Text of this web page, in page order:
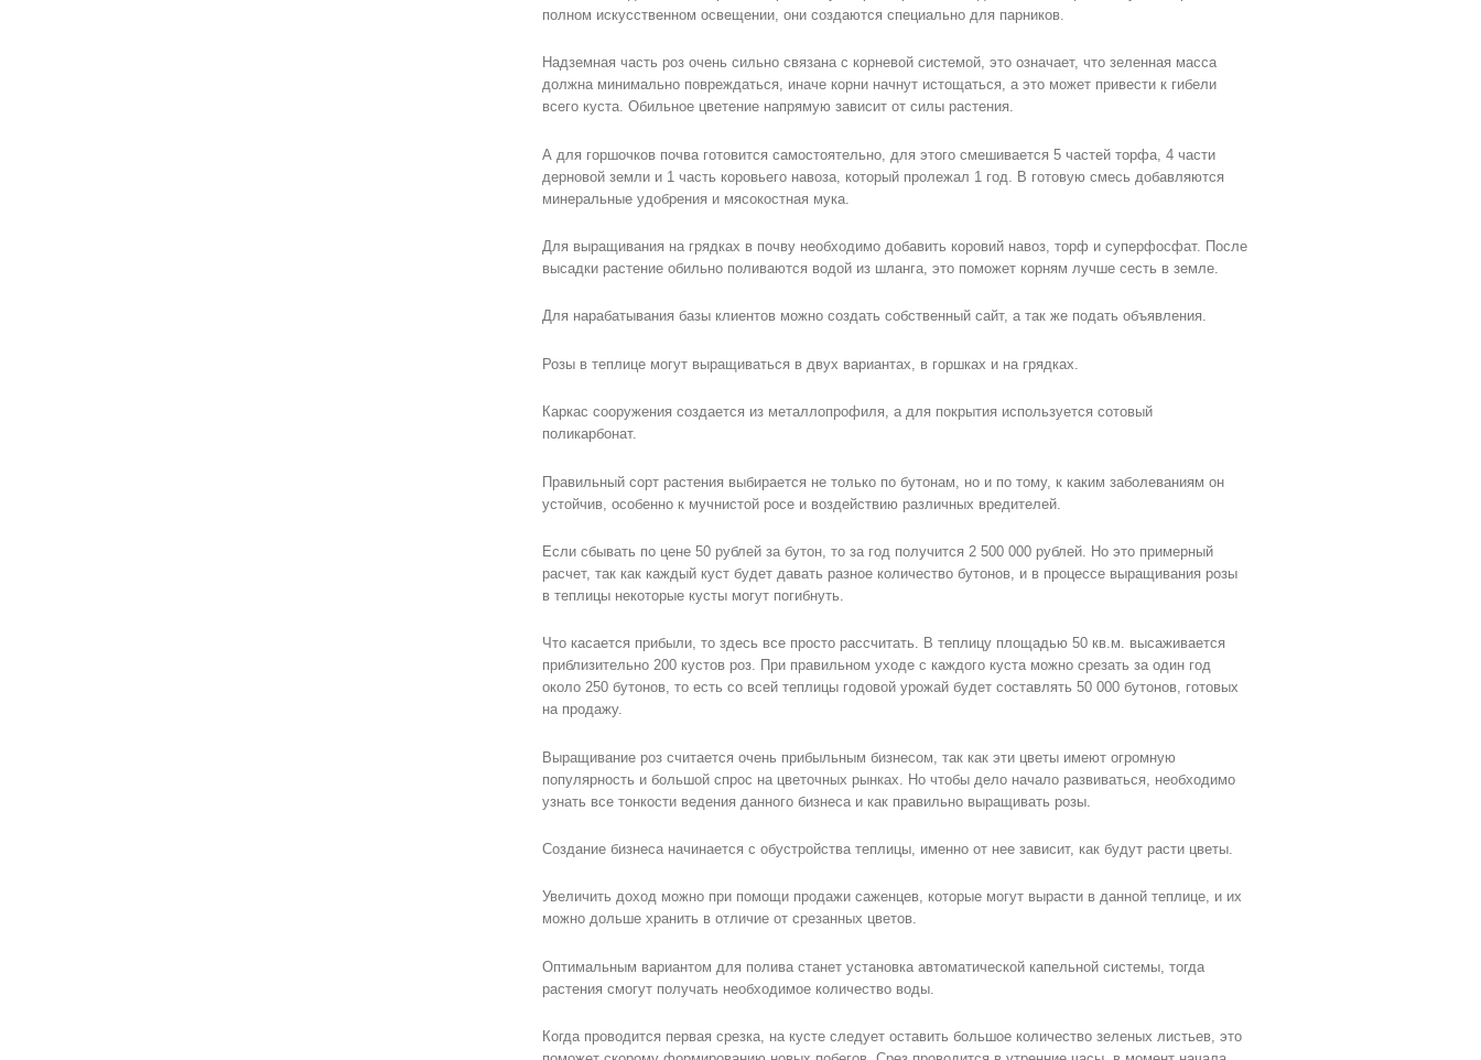
полном искусственном освещении, они создаются специально для парников.
Надземная часть роз очень сильно связана с корневой системой, это означает, что зеленная масса
должна минимально повреждаться, иначе корни начнут истощаться, а это может привести к гибели
всего куста. Обильное цветение напрямую зависит от силы растения.
А для горшочков почва готовится самостоятельно, для этого смешивается 5 частей торфа, 4 части
дерновой земли и 1 часть коровьего навоза, который пролежал 1 год. В готовую смесь добавляются
минеральные удобрения и мясокостная мука.
Для выращивания на грядках в почву необходимо добавить коровий навоз, торф и суперфосфат. После
высадки растение обильно поливаются водой из шланга, это поможет корням лучше сесть в земле.
Для нарабатывания базы клиентов можно создать собственный сайт, а так же подать объявления.
Розы в теплице могут выращиваться в двух вариантах, в горшках и на грядках.
Каркас сооружения создается из металлопрофиля, а для покрытия используется сотовый
поликарбонат.
Правильный сорт растения выбирается не только по бутонам, но и по тому, к каким заболеваниям он
устойчив, особенно к мучнистой росе и воздействию различных вредителей.
Если сбывать по цене 50 рублей за бутон, то за год получится 2 500 000 рублей. Но это примерный
расчет, так как каждый куст будет давать разное количество бутонов, и в процессе выращивания розы
в теплицы некоторые кусты могут погибнуть.
Что касается прибыли, то здесь все просто рассчитать. В теплицу площадью 50 кв.м. высаживается
приблизительно 200 кустов роз. При правильном уходе с каждого куста можно срезать за один год
около 250 бутонов, то есть со всей теплицы годовой урожай будет составлять 50 000 бутонов, готовых
на продажу.
Выращивание роз считается очень прибыльным бизнесом, так как эти цветы имеют огромную
популярность и большой спрос на цветочных рынках. Но чтобы дело начало развиваться, необходимо
узнать все тонкости ведения данного бизнеса и как правильно выращивать розы.
Создание бизнеса начинается с обустройства теплицы, именно от нее зависит, как будут расти цветы.
Увеличить доход можно при помощи продажи саженцев, которые могут вырасти в данной теплице, и их
можно дольше хранить в отличие от срезанных цветов.
Оптимальным вариантом для полива станет установка автоматической капельной системы, тогда
растения смогут получать необходимое количество воды.
Когда проводится первая срезка, на кусте следует оставить большое количество зеленых листьев, это